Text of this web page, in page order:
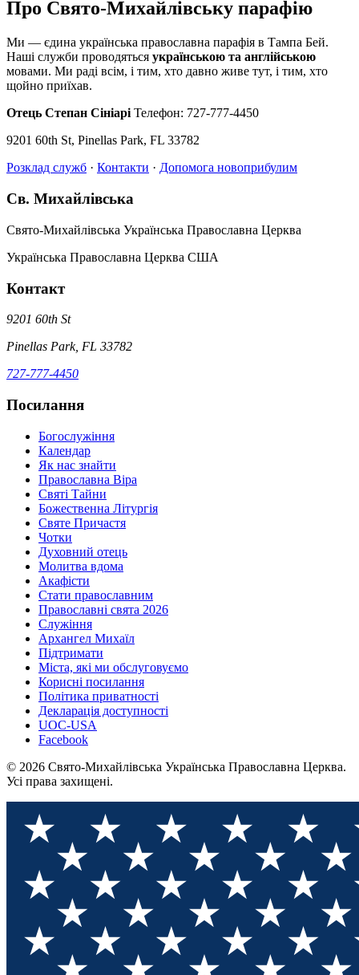
Про Свято-Михайлівську парафію
Ми — єдина українська православна парафія в Тампа Бей.
Наші служби проводяться українською та англійською
мовами. Ми раді всім, і тим, хто давно живе тут, і тим, хто
щойно приїхав.
Отець Степан Сініарі Телефон: 727-777-4450
9201 60th St, Pinellas Park, FL 33782
Розклад служб · Контакти · Допомога новоприбулим
Св. Михайлівська
Свято-Михайлівська Українська Православна Церква
Українська Православна Церква США
Контакт
9201 60th St
Pinellas Park, FL 33782
727-777-4450
Посилання
Богослужіння
Календар
Як нас знайти
Православна Віра
Святі Тайни
Божественна Літургія
Святе Причастя
Чотки
Духовний отець
Молитва вдома
Акафісти
Стати православним
Православні свята 2026
Служіння
Архангел Михаїл
Підтримати
Міста, які ми обслуговуємо
Корисні посилання
Політика приватності
Декларація доступності
UOC-USA
Facebook
© 2026 Свято-Михайлівська Українська Православна Церква.
Усі права захищені.